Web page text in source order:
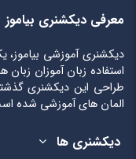
معرفی دیکشنری بیاموز
دیکشنری آموزشی
استفاده زبان آموزان
طراحی این دیکشنری
المان های آموزشی شده
دیکشنری ها